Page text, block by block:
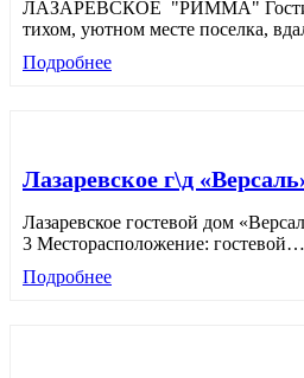
ЛАЗАРЕВСКОЕ "РИММА"
тихом, уютном месте поселка,
Подробнее
Лазаревское г\д
Лазаревское гостевой дом
3 Месторасположение: гостевой…
Подробнее